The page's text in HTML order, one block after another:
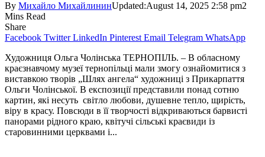
By Михайло МихайлининUpdated:August 14, 2025 2:58 pm2
Mins Read
Share
Facebook Twitter LinkedIn Pinterest Email Telegram WhatsApp
Художниця Ольга Чолінська ТЕРНОПІЛЬ. – В обласному
краєзнавчому музеї тернопільці мали змогу ознайомитися з
виставкою творів „Шлях ангела“ художниці з Прикар­паття
Ольги Чолінської. В експозиції представили понад сотню
картин, які несуть світло любови, душевне тепло, щирість,
віру в красу. Повсюди в її творчості відкриваються барвисті
панорами рідного краю, квітучі сільські краєвиди із
старовинними церквами і...